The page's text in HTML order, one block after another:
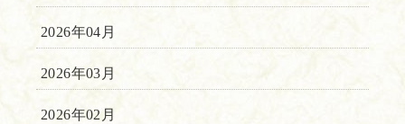
2026年04月
2026年03月
2026年02月